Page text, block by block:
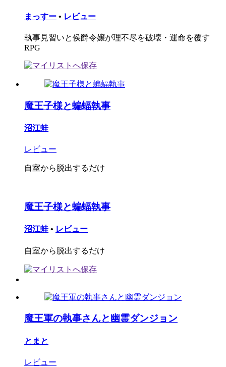
まっすー • レビュー
執事見習いと侯爵令嬢が理不尽を破壊・運命を覆す
RPG
魔王子様と蝙蝠執事
沼江蛙
レビュー
自室から脱出するだけ
魔王子様と蝙蝠執事
沼江蛙 • レビュー
自室から脱出するだけ
魔王軍の執事さんと幽霊ダンジョン
とまと
レビュー